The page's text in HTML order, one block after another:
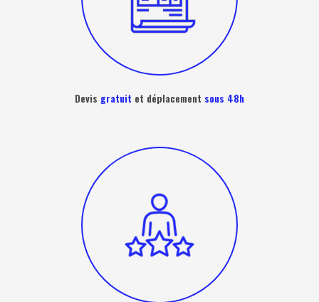
Devis gratuit et déplacement sous 48h